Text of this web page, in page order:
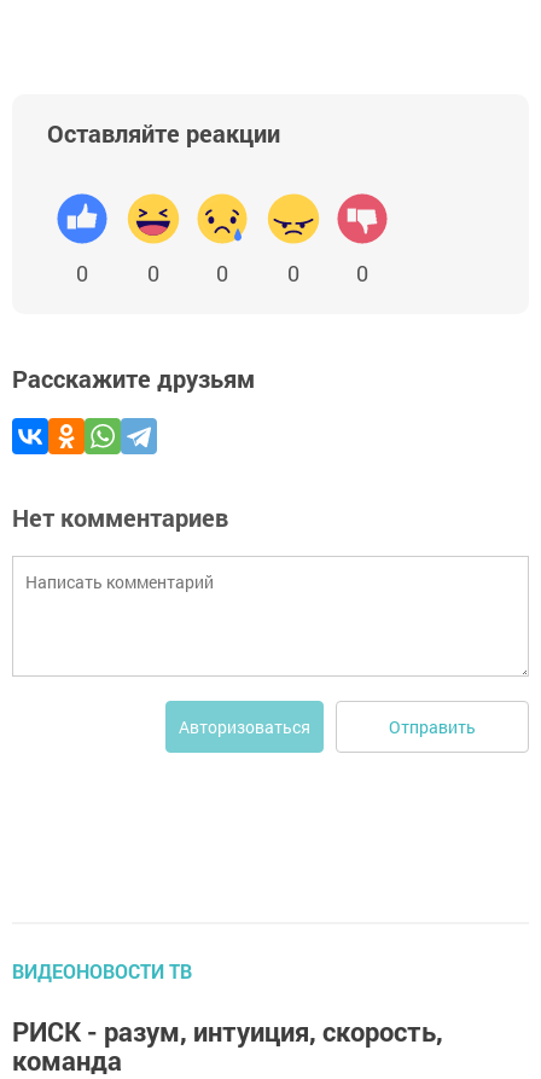
Оставляйте реакции
0 0 0 0 0
Расскажите друзьям
Нет комментариев
Авторизоваться Отправить
ВИДЕОНОВОСТИ ТВ
РИСК - разум, интуиция, скорость,
команда